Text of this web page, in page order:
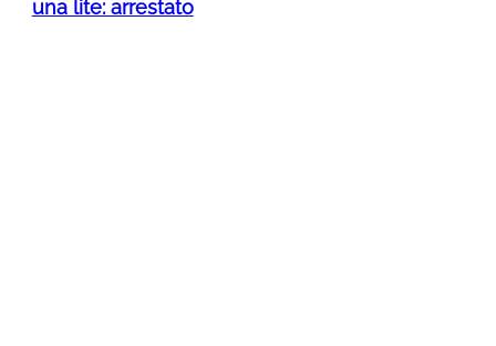
una lite: arrestato